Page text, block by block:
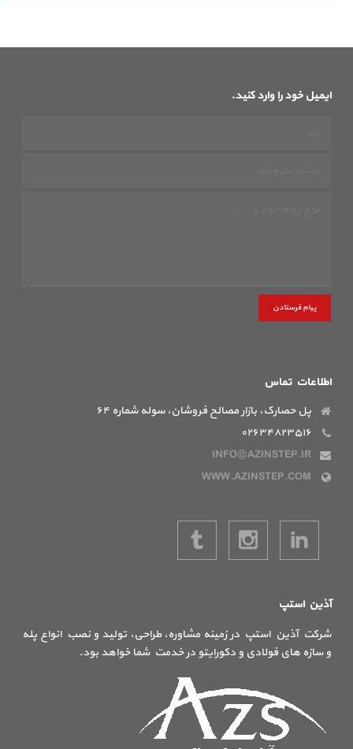
ایمیل خود را وارد کنید.
پیام فرستادن
اطلاعات تماس
پل حصارک، بازار مصالح فروشان، سوله شماره ۶۴
۰۲۶۳۴۸۲۳۵۱۶
INFO@AZINSTEP.IR
WWW.AZINSTEP.COM
آذین استپ
شرکت آذین استپ در زمینه مشاوره، طراحی، تولید و نصب انواع پله
و سازه های فولادی و دکورایتو در خدمت شما خواهد بود.